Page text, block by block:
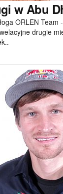
w Abu
ORLEN Team
drugie